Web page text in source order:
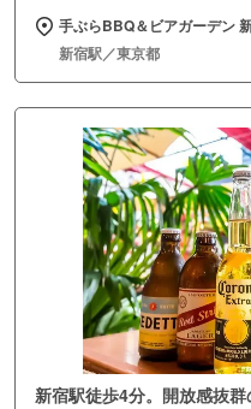
手ぶらBBQ＆ビアガーデン
新宿駅／東京都
新宿駅徒歩4分。開放感抜群